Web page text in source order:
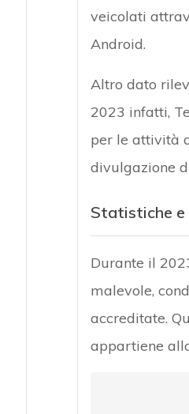
veicolati
Android.
Altro dato
2023 infatti,
per le attività
divulgazione
Statistiche e
Durante il
malevole,
accreditate.
appartiene